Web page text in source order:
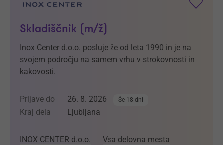
Skladiščnik (m/ž)
Inox Center d.o.o. posluje že od leta 1990 in je na
svojem področju na samem vrhu v strokovnosti in
kakovosti.
Prijave do 26. 8. 2026 Še 18 dni
Kraj dela Ljubljana
INOX CENTER d.o.o. Vsa delovna mesta